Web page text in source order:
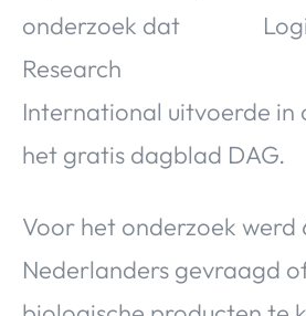
Food & Drinks
Travel
Lifestyle
onderzoek dat
Research
International uitvoerde in
het gratis dagblad DAG.
Voor het onderzoek werd
Nederlanders gevraagd